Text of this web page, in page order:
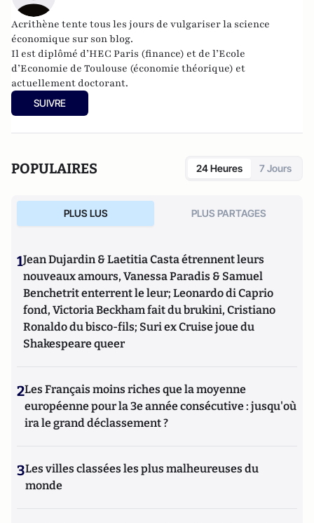
Acrithène tente tous les jours de vulgariser la science
économique sur sonblog.
Il est diplômé d’HEC Paris (finance) et de l’Ecole
d’Economie de Toulouse (économie théorique) et
actuellement doctorant.
SUIVRE
POPULAIRES 24 Heures 7 Jours
PLUS LUS PLUS PARTAGES
1Jean Dujardin & Laetitia Casta étrennent leurs
nouveaux amours, Vanessa Paradis & Samuel
Benchetrit enterrent le leur; Leonardo di Caprio
fond, Victoria Beckham fait du brukini, Cristiano
Ronaldo du bisco-fils; Suri ex Cruise joue du
Shakespeare queer
2Les Français moins riches que la moyenne
européenne pour la 3e année consécutive : jusqu'où
ira le grand déclassement ?
3Les villes classées les plus malheureuses du
monde